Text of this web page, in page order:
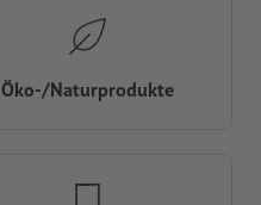
Öko-/Naturprodukte